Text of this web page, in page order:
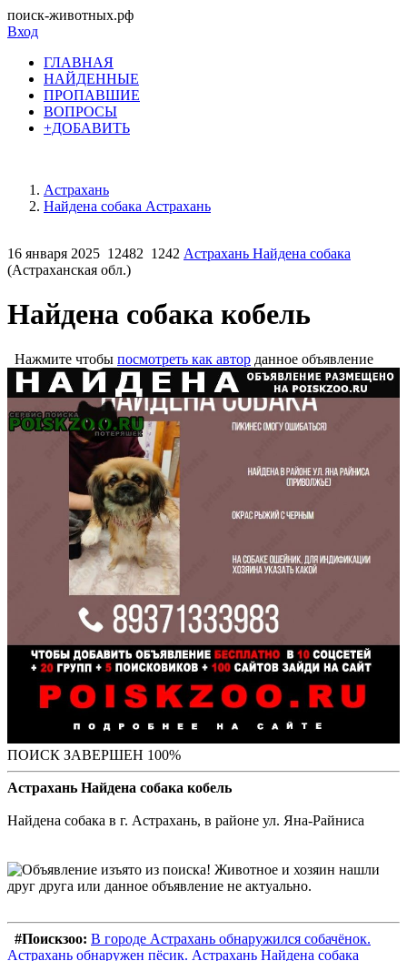
поиск-животных.рф
Вход
ГЛАВНАЯ
НАЙДЕННЫЕ
ПРОПАВШИЕ
ВОПРОСЫ
+ДОБАВИТЬ
Астрахань
Найдена собака Астрахань
16 января 2025 12482 1242 Астрахань Найдена собака
(Астраханская обл.)
Найдена собака кобель
Нажмите чтобы посмотреть как автор данное объявление
ПОИСК ЗАВЕРШЕН 100%
Астрахань Найдена собака кобель
Найдена собака в г. Астрахань, в районе ул. Яна-Райниса
#Поискзоо: В городе Астрахань обнаружился собачёнок.
Астрахань обнаружен пёсик. Астрахань Найдена собака